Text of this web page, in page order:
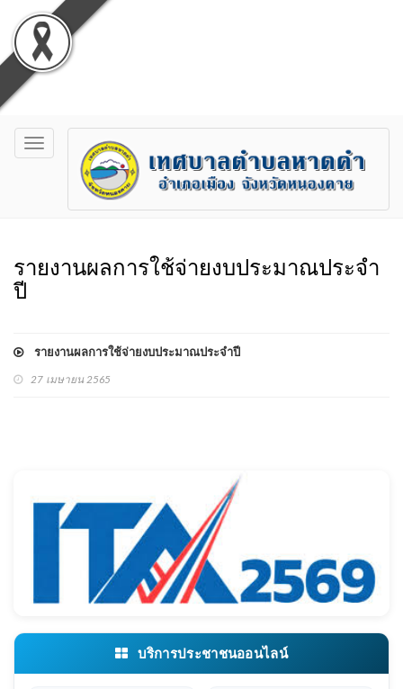
Toggle
navigation
รายงานผลการใช้จ่ายงบประมาณประจำ
ปี
รายงานผลการใช้จ่ายงบประมาณประจำปี
27 เมษายน 2565
บริการประชาชนออนไลน์